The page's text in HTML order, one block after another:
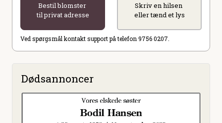
Bestil blomster
til privat adresse
Skriv en hilsen
eller tænd et lys
Ved spørgsmål kontakt support på telefon 9756 0207.
Dødsannoncer